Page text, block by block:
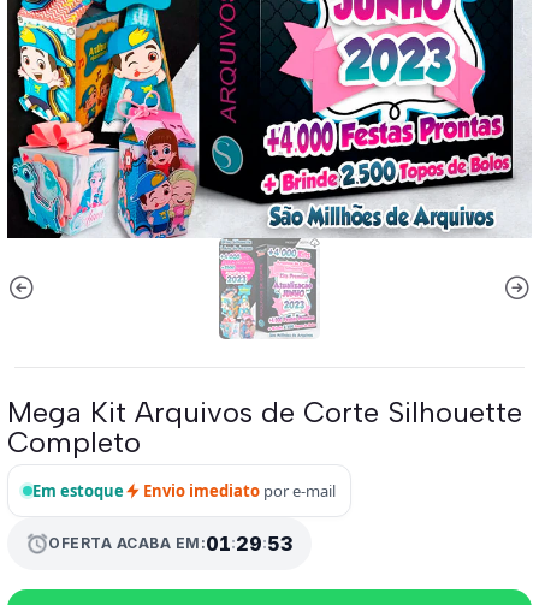
Mega Kit Arquivos de Corte Silhouette
Completo
Em estoque Envio imediato por e-mail
alarmOFERTA ACABA EM:01:29:51